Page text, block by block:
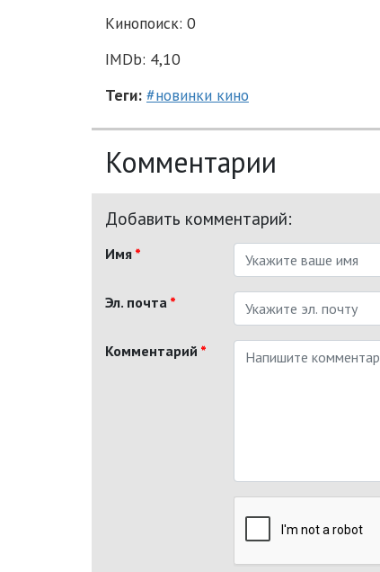
Кинопоиск: 0
IMDb: 4,10
Теги: #новинки кино
Комментарии
Добавить комментарий:
Имя *
Эл. почта *
Комментарий *